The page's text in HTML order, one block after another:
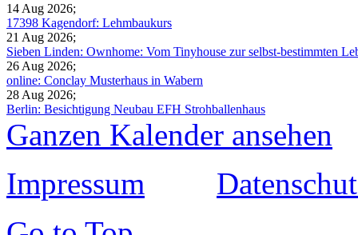
14 Aug 2026;
17398 Kagendorf: Lehmbaukurs
21 Aug 2026;
Sieben Linden: Ownhome: Vom Tinyhouse zur selbst-bestimmten
26 Aug 2026;
online: Conclay Musterhaus in Wabern
28 Aug 2026;
Berlin: Besichtigung Neubau EFH Strohballenhaus
Ganzen Kalender ansehen
Impressum